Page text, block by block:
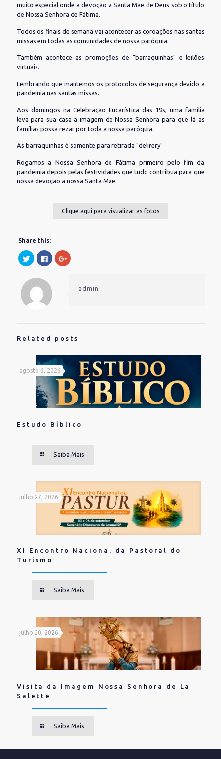
muito especial onde a devoção a Santa Mãe de Deus sob o título
de Nossa Senhora de Fátima.
Todos os finais de semana vai acontecer as coroações nas santas
missas em todas as comunidades de nossa paróquia.
Também acontece as promoções de "barraquinhas" e leilões
virtuais.
Lembrando que mantemos os protocolos de segurança devido a
pandemia nas santas missas.
Aos domingos na Celebração Eucarística das 19s, uma família
leva para sua casa a imagem de Nossa Senhora para que lá as
famílias possa rezar por toda a nossa paróquia.
As barraquinhas é somente para retirada "delirery"
Rogamos a Nossa Senhora de Fátima primeiro pelo fim da
pandemia depois pelas festividades que tudo contribua para que
nossa devoção a nossa Santa Mãe.
Clique aqui para visualizar as fotos
Share this:
Clique
para
compartilhar
Twitter(abre
em
nova
janela)
Clique
para
compartilhar
em
nova
janela)
Compartilhe
no
nova
janela)admin
Related posts
agosto 6, 2026
Estudo Bíblico
Saiba Mais
julho 27, 2026
XI Encontro Nacional da Pastoral do
Turismo
Saiba Mais
julho 20, 2026
Visita da Imagem Nossa Senhora de La
Salette
Saiba Mais